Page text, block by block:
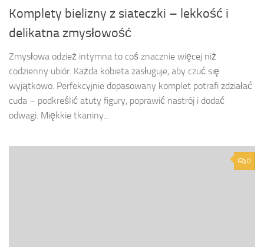
Komplety bielizny z siateczki – lekkość i
delikatna zmysłowość
Zmysłowa odzież intymna to coś znacznie więcej niż
codzienny ubiór. Każda kobieta zasługuje, aby czuć się
wyjątkowo. Perfekcyjnie dopasowany komplet potrafi zdziałać
cuda – podkreślić atuty figury, poprawić nastrój i dodać
odwagi. Miękkie tkaniny...
0